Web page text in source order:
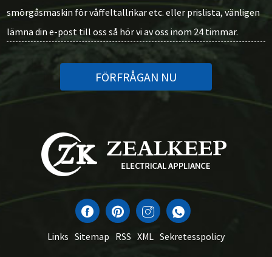
smörgåsmaskin för våffeltallrikar etc. eller prislista, vänligen
lämna din e-post till oss så hör vi av oss inom 24 timmar.
FÖRFRÅGAN NU
Links Sitemap RSS XML Sekretesspolicy